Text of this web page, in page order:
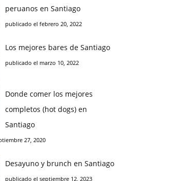
peruanos en Santiago
publicado el febrero 20, 2022
Los mejores bares de Santiago
publicado el marzo 10, 2022
Donde comer los mejores
completos (hot dogs) en
Santiago
27, 2020
Desayuno y brunch en Santiago
publicado el septiembre 12, 2023